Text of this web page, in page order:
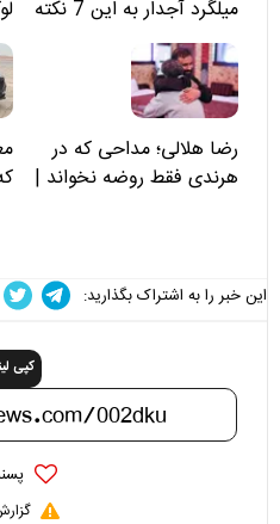
میلگرد آجدار به این 7 نکته
توجه کنید
رضا هلالی؛ مداحی که در
هرندی فقط روضه نخواند |
این خبر را به اشتراک بگذارید:
کپی